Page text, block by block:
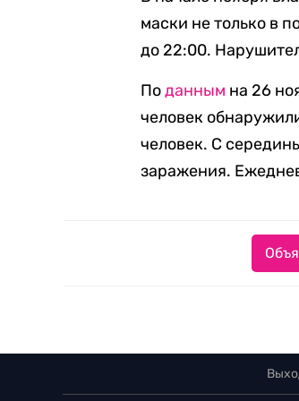
маски не только в
до 22:00.
Поданным на 26
человек
человек. С
заражения.